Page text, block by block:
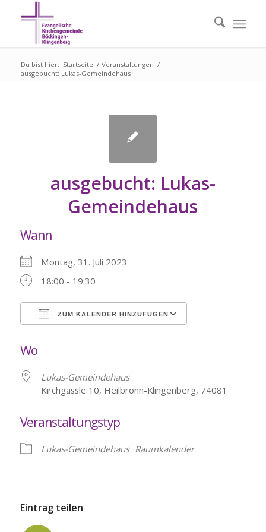
Du bist hier: Startseite / Veranstaltungen /
ausgebucht: Lukas-Gemeindehaus
ausgebucht: Lukas-
Gemeindehaus
Wann
Montag, 31. Juli 2023
18:00 - 19:30
ZUM KALENDER HINZUFÜGEN
Wo
Lukas-Gemeindehaus
Kirchgässle 10, Heilbronn-Klingenberg, 74081
Veranstaltungstyp
Lukas-Gemeindehaus Raumkalender
Eintrag teilen